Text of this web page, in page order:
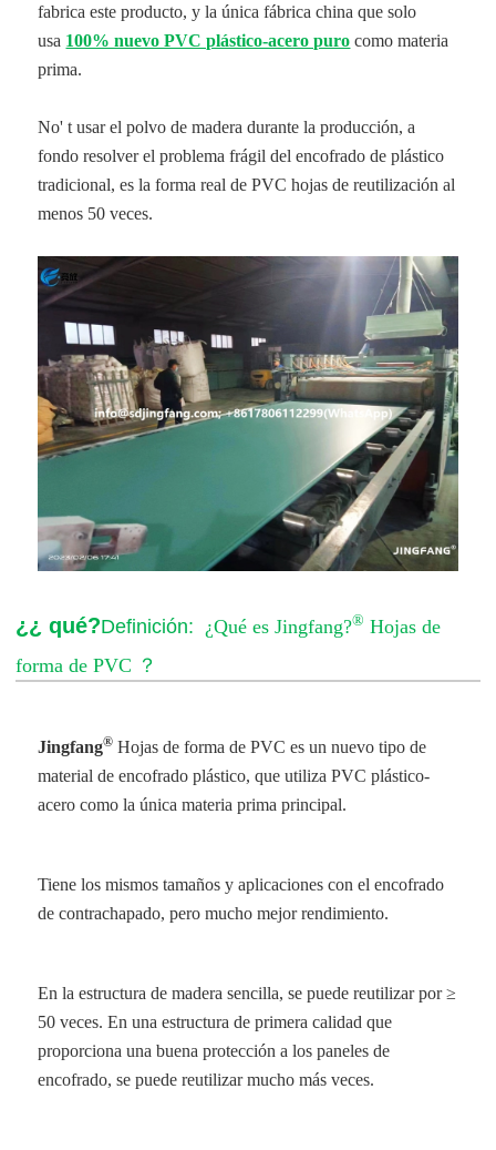
fabrica este producto, y la única fábrica china que solo
usa 100% nuevo PVC plástico-acero puro como materia
prima.
No' t usar el polvo de madera durante la producción, a
fondo resolver el problema frágil del encofrado de plástico
tradicional, es la forma real de PVC hojas de reutilización al
menos 50 veces.
¿¿ qué?Definición: ¿Qué es Jingfang?® Hojas de
forma de PVC ？
Jingfang® Hojas de forma de PVCes un nuevo tipo de
material de encofrado plástico, que utiliza PVC plástico-
acero como la única materia prima principal.
Tiene los mismos tamaños y aplicaciones con el encofrado
de contrachapado, pero mucho mejor rendimiento.
En la estructura de madera sencilla, se puede reutilizar por ≥
50 veces. En una estructura de primera calidad que
proporciona una buena protección a los paneles de
encofrado, se puede reutilizar mucho más veces.